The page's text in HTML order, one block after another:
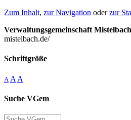
Zum Inhalt, zur Navigation oderzur
Verwaltungsgemeinschaft Mistelbach
mistelbach.de/
Schriftgröße
A A A
Suche VGem